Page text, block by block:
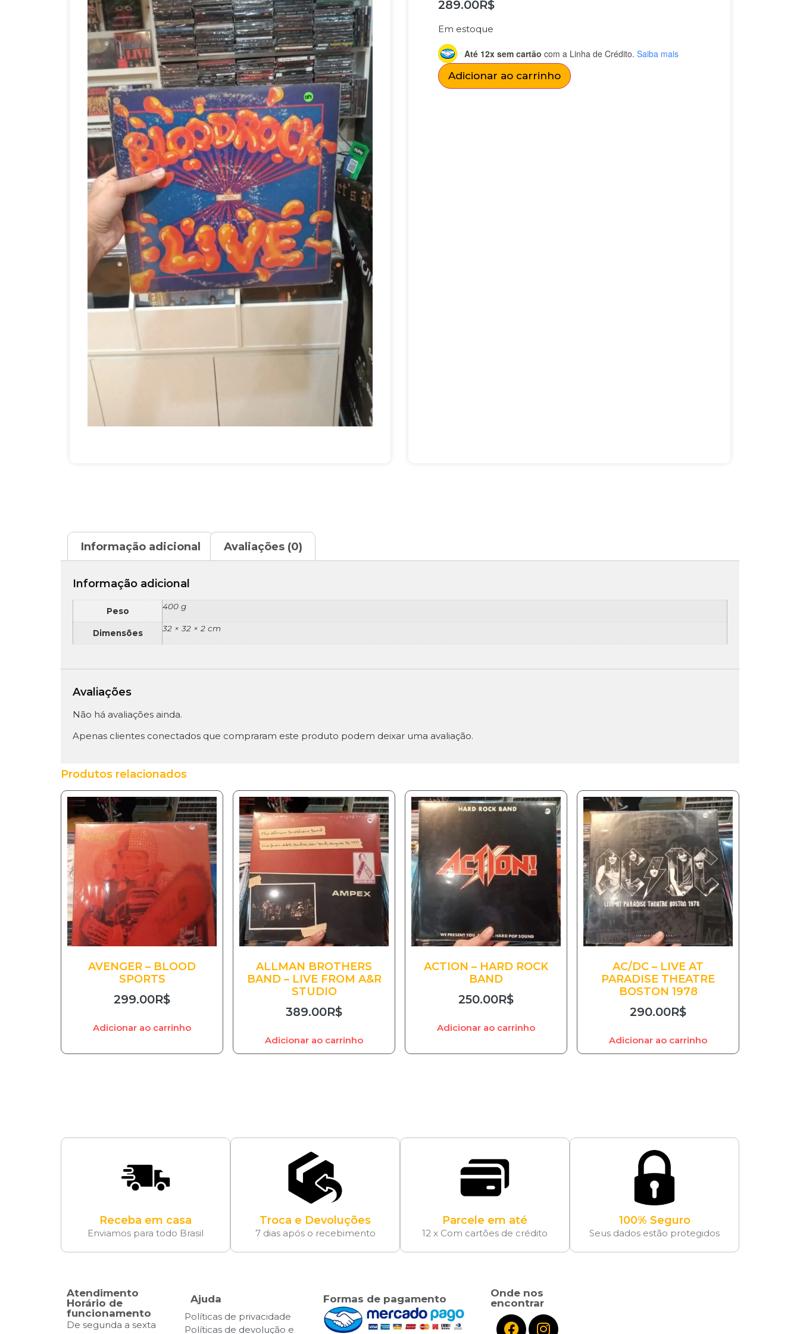
289.00R$
Em estoque
Até 12x sem cartão com a Linha de Crédito. Saiba mais
Adicionar ao carrinho
Informação adicional Avaliações (0)
Informação adicional
Peso 400 g
Dimensões 32 × 32 × 2 cm
Avaliações
Não há avaliações ainda.
Apenas clientes conectados que compraram este produto podem deixar uma avaliação.
Produtos relacionados
AVENGER – BLOOD
SPORTS
299.00R$
Adicionar ao carrinho
ALLMAN BROTHERS
BAND – LIVE FROM A&R
STUDIO
389.00R$
Adicionar ao carrinho
ACTION – HARD ROCK
BAND
250.00R$
Adicionar ao carrinho
AC/DC – LIVE AT
PARADISE THEATRE
BOSTON 1978
290.00R$
Adicionar ao carrinho
Receba em casa
Enviamos para todo Brasil
Troca e Devoluções
7 dias após o recebimento
Parcele em até
12 x Com cartões de crédito
100% Seguro
Seus dados estão protegidos
Atendimento
Horário de
funcionamento
De segunda a sexta
Ajuda
Políticas de privacidade
Políticas de devolução e
Formas de pagamento
Onde nos
encontrar